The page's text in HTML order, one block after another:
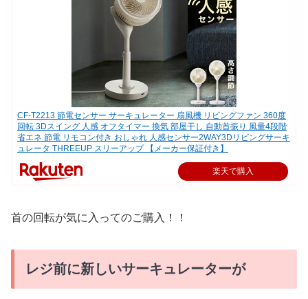
CF-T2213 節電センサー サーキュレーター 扇風機 リビングファン 360度
回転 3Dスイング 人感 オフタイマー 換気 部屋干し 自動首振り 風量4段階
省エネ 節電 リモコン付き おしゃれ 人感センサー2WAY3Dリビングサーキ
ュレータ THREEUP スリーアップ 【メーカー保証付き】
楽天で購入
首の回転が気に入ってのご購入！！
レジ前に新しいサーキュレーターが